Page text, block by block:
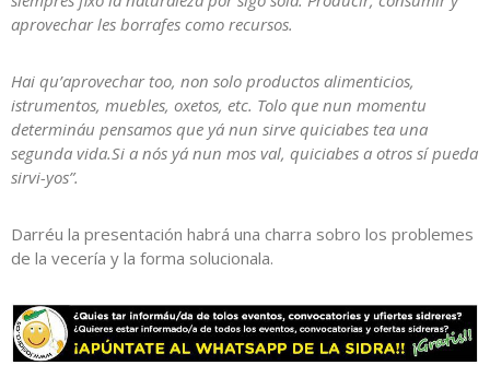
aprovechar les borrafes como recursos.
Hai qu’aprovechar too, non solo productos alimenticios,
istrumentos, muebles, oxetos, etc. Tolo que nun momentu
determináu pensamos que yá nun sirve quiciabes tea una
segunda vida.Si a nós yá nun mos val, quiciabes a otros sí pueda
sirvi-yos”.
Darréu la presentación habrá una charra sobro los problemes
de la vecería y la forma solucionala.